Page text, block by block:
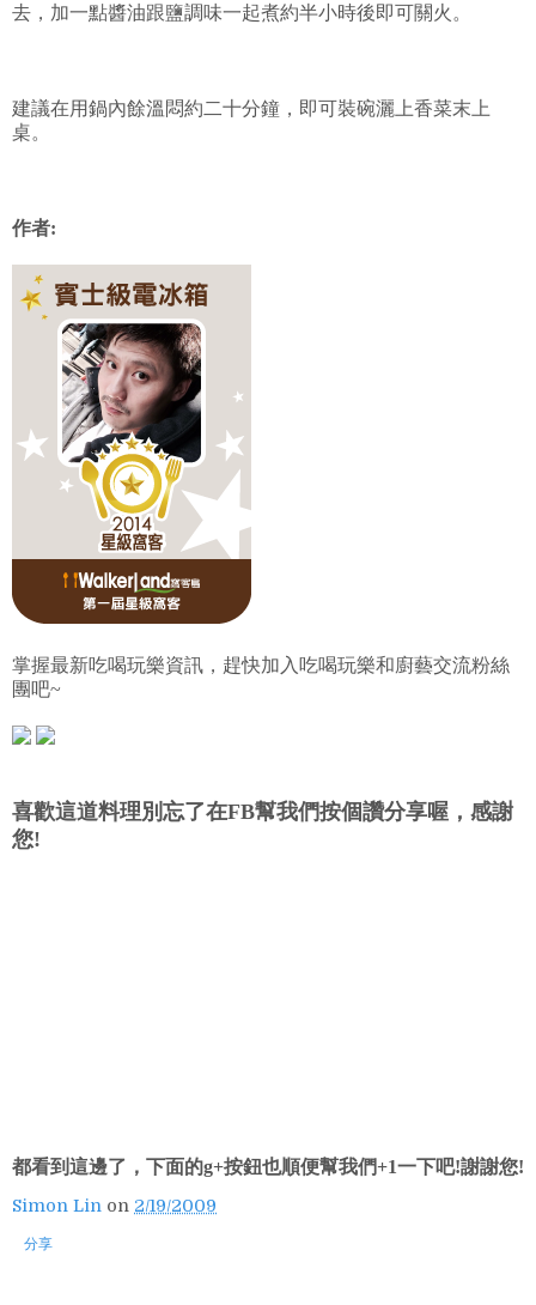
去，加一點醬油跟鹽調味一起煮約半小時後即可關火。
建議在用鍋內餘溫悶約二十分鐘，即可裝碗灑上香菜末上
桌。
作者:
掌握最新吃喝玩樂資訊，趕快加入吃喝玩樂和廚藝交流粉絲
團吧~
喜歡這道料理別忘了在FB幫我們按個讚分享喔，感謝
您!
都看到這邊了，下面的g+按鈕也順便幫我們+1一下吧!謝謝您!
Simon Lin on 2/19/2009
分享